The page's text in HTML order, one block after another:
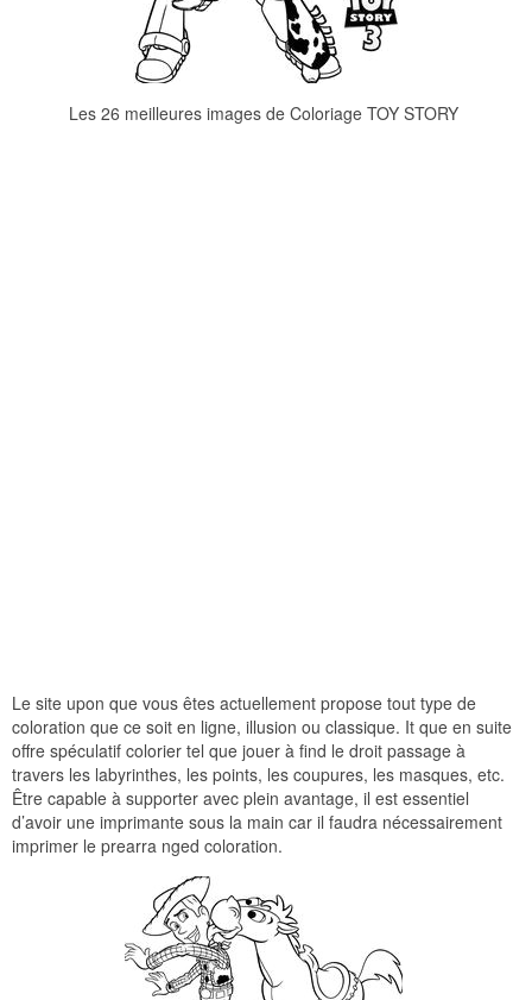
Les 26 meilleures images de Coloriage TOY STORY
Le site upon que vous êtes actuellement propose tout type de
coloration que ce soit en ligne, illusion ou classique. It que en suite
offre spéculatif colorier tel que jouer à find le droit passage à
travers les labyrinthes, les points, les coupures, les masques, etc.
Être capable à supporter avec plein avantage, il est essentiel
d’avoir une imprimante sous la main car il faudra nécessairement
imprimer le prearra nged coloration.